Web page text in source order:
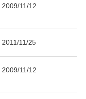
2009/11/12
2011/11/25
2009/11/12